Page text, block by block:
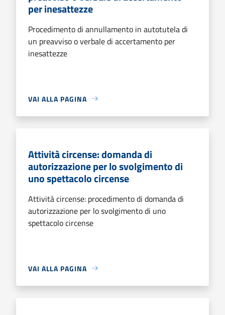
per inesattezze
Procedimento di annullamento in autotutela di
un preavviso o verbale di accertamento per
inesattezze
VAI ALLA PAGINA
Attività circense: domanda di
autorizzazione per lo svolgimento di
uno spettacolo circense
Attività circense: procedimento di domanda di
autorizzazione per lo svolgimento di uno
spettacolo circense
VAI ALLA PAGINA